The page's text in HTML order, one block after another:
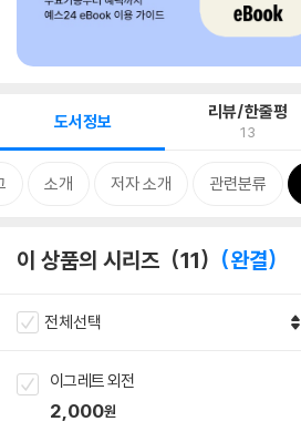
도서정보 리뷰/한줄평
13
소개 저자 소개 관련분류
이 상품의 시리즈 11 완결
전체선택
이그레트 외전
2,000원